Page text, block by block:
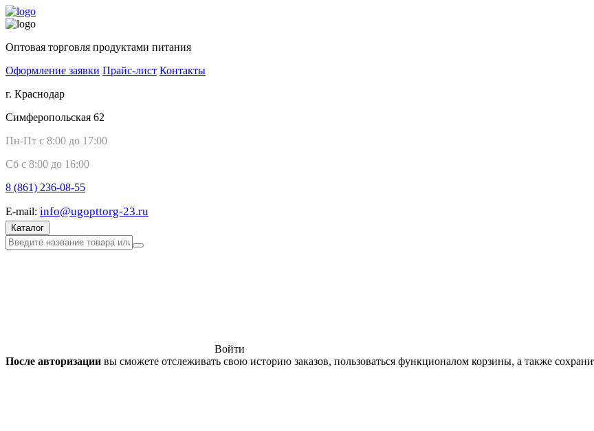
Оптовая торговля продуктами питания
Оформление заявки Прайс-лист Контакты
г. Краснодар
Симферопольская 62
Пн-Пт с 8:00 до 17:00
Сб с 8:00 до 16:00
8 (861) 236-08-55
E-mail: info@ugopttorg-23.ru
Каталог
Войти
После авторизации вы сможете отслеживать свою историю заказов, пользоваться функционалом корзины, а также